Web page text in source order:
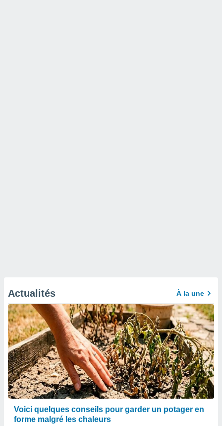
Actualités À la une
Voici quelques conseils pour garder un potager en
forme malgré les chaleurs